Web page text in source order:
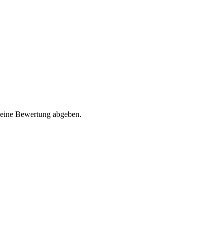
Bewertung abgeben.